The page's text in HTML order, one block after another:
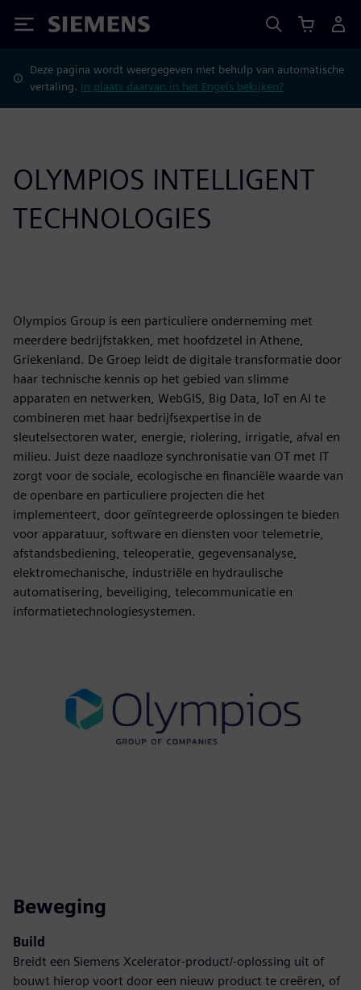
Siemens
Deze pagina wordt weergegeven met behulp van automatische
vertaling. In plaats daarvan in het Engels bekijken?
OLYMPIOS INTELLIGENT
TECHNOLOGIES
Olympios Group is een particuliere onderneming met
meerdere bedrijfstakken, met hoofdzetel in Athene,
Griekenland. De Groep leidt de digitale transformatie door
haar technische kennis op het gebied van slimme
apparaten en netwerken, WebGIS, Big Data, IoT en AI te
combineren met haar bedrijfsexpertise in de
sleutelsectoren water, energie, riolering, irrigatie, afval en
milieu. Juist deze naadloze synchronisatie van OT met IT
zorgt voor de sociale, ecologische en financiële waarde van
de openbare en particuliere projecten die het
implementeert, door geïntegreerde oplossingen te bieden
voor apparatuur, software en diensten voor telemetrie,
afstandsbediening, teleoperatie, gegevensanalyse,
elektromechanische, industriële en hydraulische
automatisering, beveiliging, telecommunicatie en
informatietechnologiesystemen.
Beweging
Build
Breidt een Siemens Xcelerator-product/-oplossing uit of
bouwt hierop voort door een nieuw product te creëren, of